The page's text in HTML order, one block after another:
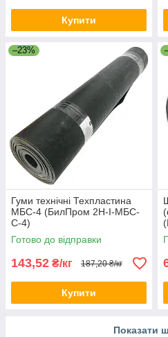
Купити
–23%
Гуми технічні Техпластина
МБС-4 (БилПром 2Н-I-МБС-
С-4)
Готово до відправки
143,52 ₴/кг 187,20 ₴/кг
Купити
Показати